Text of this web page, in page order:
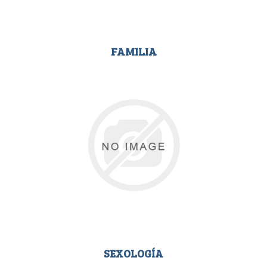
FAMILIA
SEXOLOGÍA